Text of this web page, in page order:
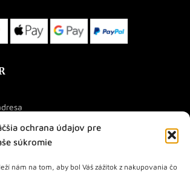
ochrana údajov pre
súkromie
nám na tom, aby bol Váš zážitok z nakupovania čo